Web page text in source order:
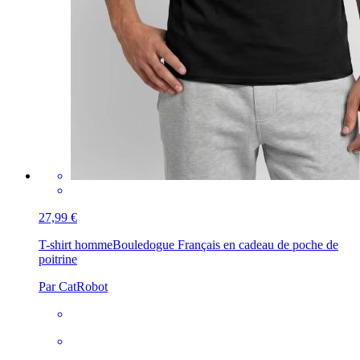
27,99 €
T-shirt hommeBouledogue Français en cadeau de poche de
poitrine
Par CatRobot